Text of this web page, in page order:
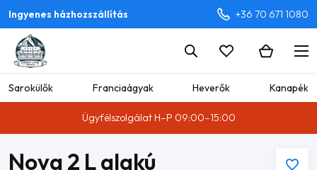
Ingyenes házhozszállítás +36 70 671 1080
Sarokülők Franciaágyak Heverők Kanapék
Ügyfélszolgálat H–P 09:00–15:00
Nova 2 L alakú